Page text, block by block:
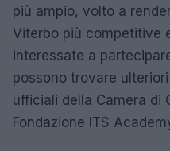
più ampio, volto a
Viterbo più competitive
interessate a
possono trovare
ufficiali della Camera di
Fondazione ITS